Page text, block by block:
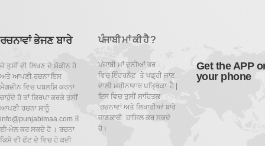
ਰਚਨਾਵਾਂ ਭੇਜਣ ਬਾਰੇ
ਜੇ ਤੁਸੀਂ ਵੀ ਲਿਖਣ ਦੇ ਸ਼ੌਕੀਨ ਹੋ
ਅਤੇ ਆਪਣੀ ਰਚਨਾ ਇਸ
ਮੈਗਜ਼ੀਨ ਵਿਚ ਪਬਲਸ਼ਿ ਕਰਨਾ
ਚਾਹੁੰਦੇ ਹੋ ਤਾਂ ਕਿਰਪਾ ਕਰਕੇ ਤੁਸੀਂ
ਆਪਣੀ ਰਚਨਾ ਸਾਨੂੰ
info@punjabimaa.com ਤੇ
ਈ-ਮੇਲ ਕਰ ਸਕਦੇ ਹੋ । ਰਚਨਾ
ਕਿਸੇ ਵੀ ਫੋਂਟ ਦੇ ਵਿਚ ਹੋ ਕਦੀ
ਪੰਜਾਬੀ ਮਾਂ ਕੀ ਹੈ ?
ਪੰਜਾਬੀ ਮਾਂ ਦੁਨੀਆਂ ਭਰ
ਵਿਚ ਇੰਟਰਨੈਟ ਤੇ ਪਡ਼੍ਹੀ ਜਾਣ
ਵਾਲੀ ਮਹੀਨਾਵਾਰ ਪਤ੍ਰਿਕਾ ਹੈ |
ਇਸ ਵਿਚ ਤੁਸੀਂ ਸਾਹਿਤਕ
ਰਚਨਾਵਾਂ ਅਤੇ ਲਿਖਾਰੀਆਂ ਬਾਰੇ
ਜਾਣਕਾਰੀ ਹਾਸਿਲ ਕਰ ਸਕਦੇ
ਹੋ।
Get the APP
your phone